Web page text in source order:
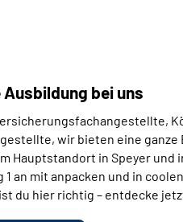
Ausbildung bei uns
wir bieten eine
Hauptstandort in Speyer und
1 an mit anpacken und in
du hier richtig – entdecke